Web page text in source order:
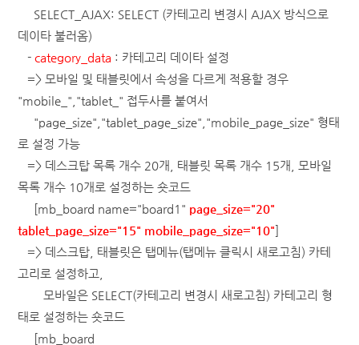
SELECT_AJAX: SELECT (카테고리 변경시 AJAX 방식으로
데이타 불러옴)
- category_data : 카테고리 데이타 설정
=> 모바일 및 태블릿에서 속성을 다르게 적용할 경우
"mobile_","tablet_" 접두사를 붙여서
"page_size" ,"tablet_page_size" "mobile_page_size" 형태
로 설정 가능
=> 데스크탑 목록 개수 20개, 태블릿 목록 개수 15개, 모바일
목록 개수 10개로 설정하는 숏코드
[mb_board name="board1" page_size="20"
tablet_page_size="15" mobile_page_size="10"]
=> 데스크탑, 태블릿은 탭메뉴(탭메뉴 클릭시 새로고침) 카테
고리로 설정하고,
모바일은 SELECT(카테고리 변경시 새로고침) 카테고리 형
태로 설정하는 숏코드
[mb_board